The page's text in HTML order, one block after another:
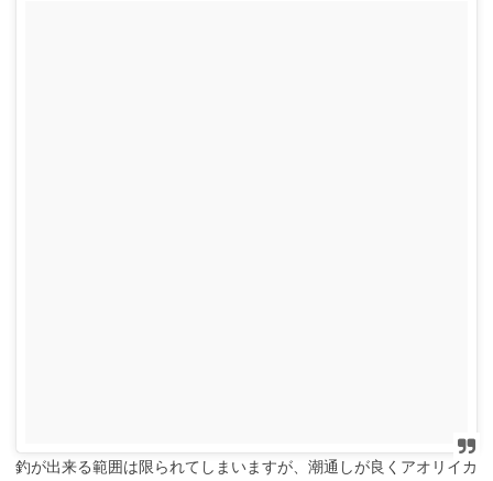
釣が出来る範囲は限られてしまいますが、潮通しが良くアオリイカ